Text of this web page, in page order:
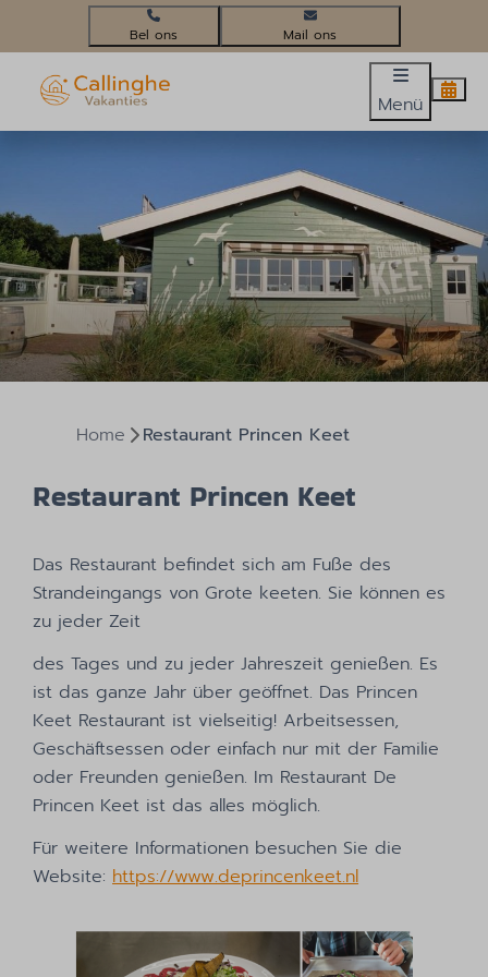
+31(0)224 58 3452 info@callinghevakanties.nl
Menü
Home Restaurant Princen Keet
Restaurant Princen Keet
Das Restaurant befindet sich am Fuße des
Strandeingangs von Grote keeten. Sie können es
zu jeder Zeit
des Tages und zu jeder Jahreszeit genießen. Es
ist das ganze Jahr über geöffnet. Das Princen
Keet Restaurant ist vielseitig! Arbeitsessen,
Geschäftsessen oder einfach nur mit der Familie
oder Freunden genießen. Im Restaurant De
Princen Keet ist das alles möglich.
Für weitere Informationen besuchen Sie die
Website:https://www.deprincenkeet.nl